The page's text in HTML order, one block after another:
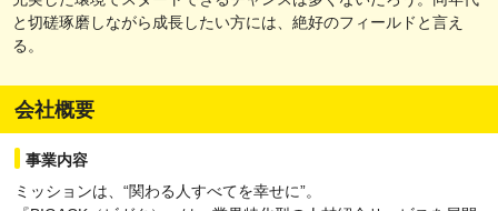
と切磋琢磨しながら成長したい方には、絶好のフィールドと言え
る。
会社概要
事業内容
ミッションは、“関わる人すべてを幸せに”。